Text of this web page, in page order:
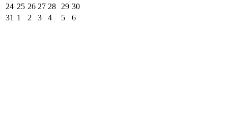
24 25 26 27 28 29 30
31 1 2 3 4 5 6